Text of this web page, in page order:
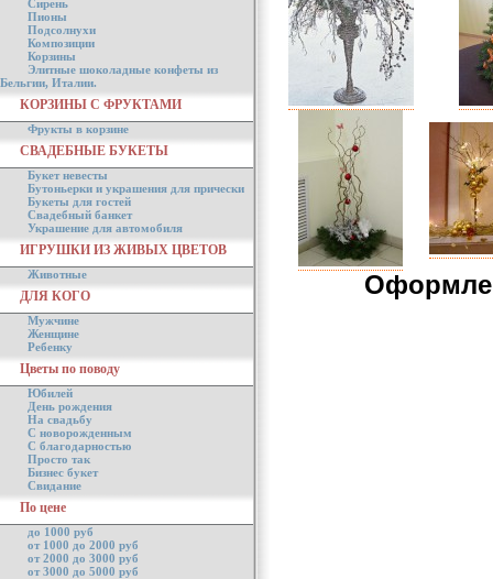
Сирень
Пионы
Подсолнухи
Композиции
Корзины
Элитные шоколадные конфеты из
Бельгии, Италии.
КОРЗИНЫ С ФРУКТАМИ
Фрукты в корзине
СВАДЕБНЫЕ БУКЕТЫ
Букет невесты
Бутоньерки и украшения для прически
Букеты для гостей
Свадебный банкет
Украшение для автомобиля
ИГРУШКИ ИЗ ЖИВЫХ ЦВЕТОВ
Животные
ДЛЯ КОГО
Мужчине
Женщине
Ребенку
Цветы по поводу
Юбилей
День рождения
На свадьбу
С новорожденным
С благодарностью
Просто так
Бизнес букет
Свидание
По цене
до 1000 руб
от 1000 до 2000 руб
от 2000 до 3000 руб
от 3000 до 5000 руб